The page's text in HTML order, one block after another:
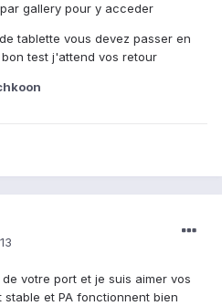
gallery pour y acceder
tablette vous devez passer en
test j'attend vos retour
votre port et je suis aimer vos
et PA fonctionnent bien